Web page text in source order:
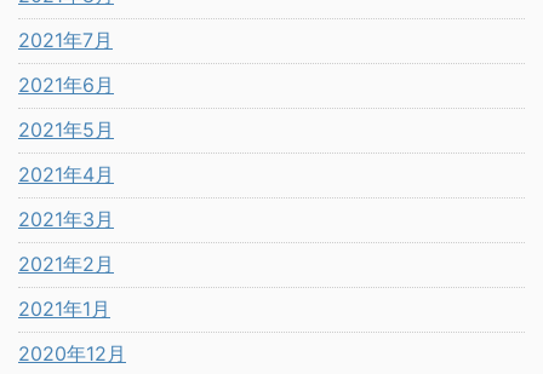
2021年7月
2021年6月
2021年5月
2021年4月
2021年3月
2021年2月
2021年1月
2020年12月